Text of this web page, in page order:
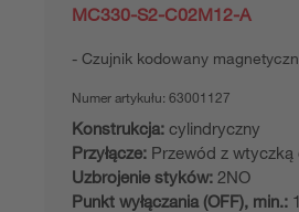
MC330-S2-C02M12-A
Czujnik kodowany
Numer artykułu: 63001127
Konstrukcja: cylindryczny
Przyłącze: Przewód z wtyczką
Uzbrojenie styków: 2NO
Punkt wyłączania (OFF), min.: